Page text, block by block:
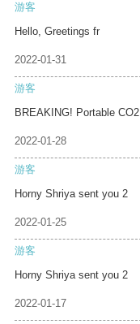
游客
Hello, Greetings fr
2022-01-31
游客
BREAKING! Portable CO2
2022-01-28
游客
Horny Shriya sent you 2
2022-01-25
游客
Horny Shriya sent you 2
2022-01-17